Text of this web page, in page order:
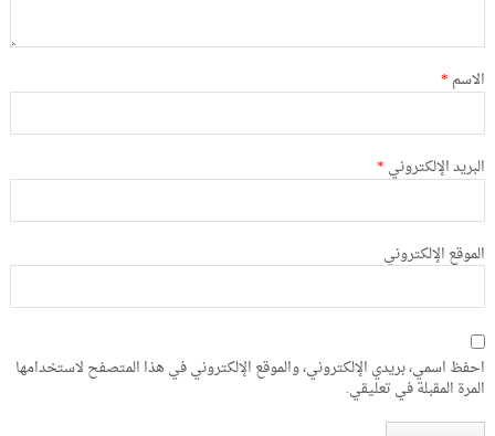
الاسم *
البريد الإلكتروني *
الموقع الإلكتروني
احفظ اسمي، بريدي الإلكتروني، والموقع الإلكتروني في هذا المتصفح لاستخدامها
المرة المقبلة في تعليقي.